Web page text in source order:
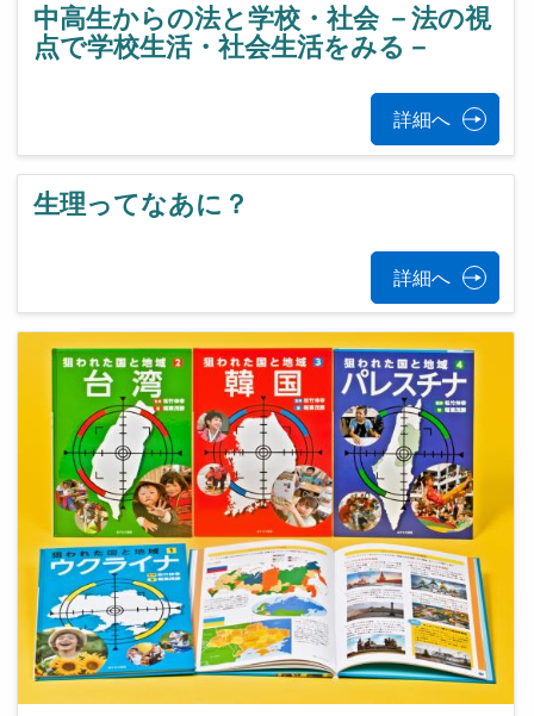
中高生からの法と学校・社会 －法の視
点で学校生活・社会生活をみる－
詳細へ
生理ってなあに？
詳細へ